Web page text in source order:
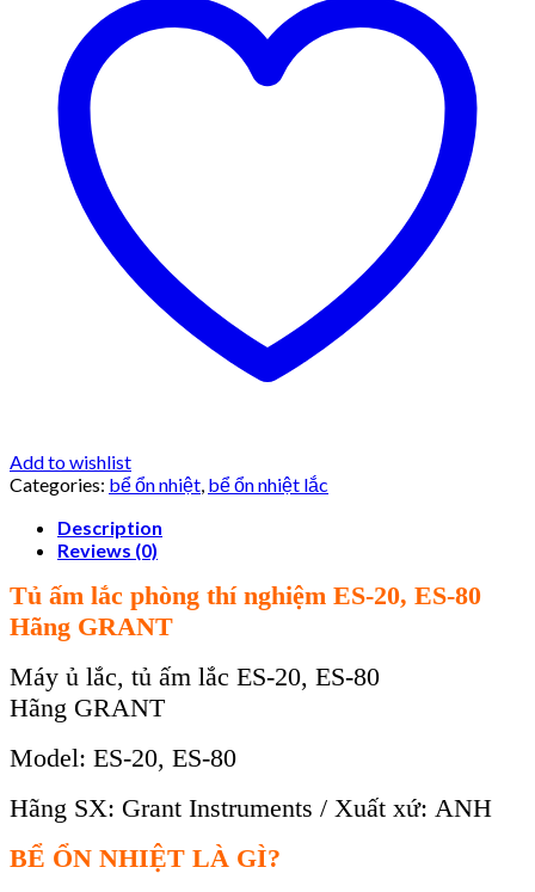
Add to wishlist
Categories: bể ổn nhiệt, bể ổn nhiệt lắc
Description
Reviews (0)
Tủ ấm lắc phòng thí nghiệm ES-20, ES-80
Hãng GRANT
Máy ủ lắc, tủ ấm lắc ES-20, ES-80
Hãng GRANT
Model: ES-20, ES-80
Hãng SX: Grant Instruments / Xuất xứ: ANH
BỂ ỔN NHIỆT LÀ GÌ?